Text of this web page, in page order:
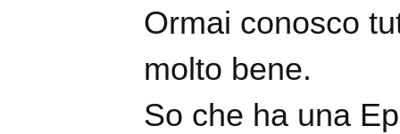
Ormai conosco
molto bene.
So che ha una